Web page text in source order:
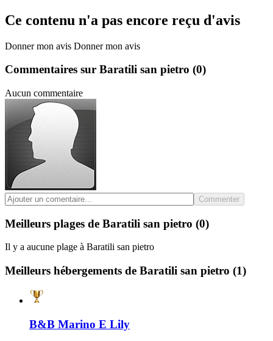
Ce contenu n'a pas encore reçu d'avis
Donner mon avis Donner mon avis
Commentaires sur Baratili san pietro (0)
Aucun commentaire
Commenter
Meilleurs plages de Baratili san pietro (0)
Il y a aucune plage à Baratili san pietro
Meilleurs hébergements de Baratili san pietro (1)
B&B Marino E Lily